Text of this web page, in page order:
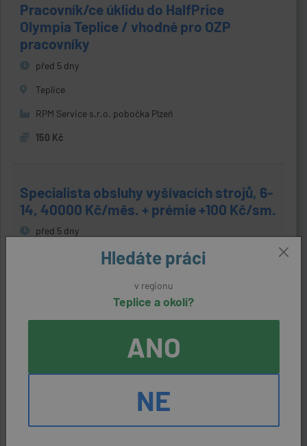
Pracovník/ce úklidu do HalfPrice
Olympia Teplice / vhodné pro OZP
pracovníky
před 5 dny
Teplice
RPM Service s.r.o. pobočka Plzeň
150 Kč
Specialista obsluhy vyšívacích strojů, 6-
14, 40000 Kč/měs. + prémie +100 Kč/sm.
před 5 dny
Kompletace holítek, výběr směn, mzda
162-226 Kč/h., výběr směn!
Hledáte práci
v regionu
Teplice a okolí?
ANO
NE